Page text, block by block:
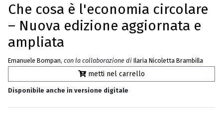
Che cosa è l'economia circolare
– Nuova edizione aggiornata e
ampliata
Emanuele Bompan, con la collaborazione di Ilaria Nicoletta Brambilla
metti nel carrello
Disponibile anche in versione digitale